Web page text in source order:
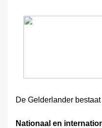
De Gelderlander
Nationaal en